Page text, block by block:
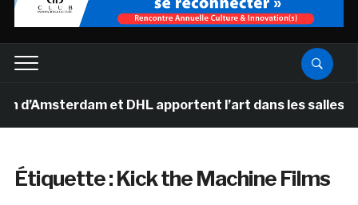
et DHL apportent l’art dans les salles de
Étiquette :Kick the Machine Films